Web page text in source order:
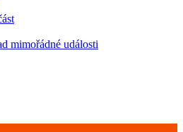
mimořádné události